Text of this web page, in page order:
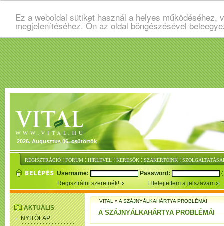
Ez a weboldal sütiket használ a helyes
megjelenítéséhez. Ön az oldal böngészésével
2026. Augusztus 06. csütörtök
REGISZTRÁCIÓ : FÓRUM : HÍRLEVÉL : KERESŐK : SZAKÉRTŐINK :
Username:
Password:
Regisztrálni szeretnék!
Elfelejtettem a jelszavam
AKTUÁLIS
NYITÓLAP
VITAL»A SZÁJNYÁLKAHÁRTYA PROBLÉMÁI
A SZÁJNYÁLKAHÁRTYA PROBLÉMÁI